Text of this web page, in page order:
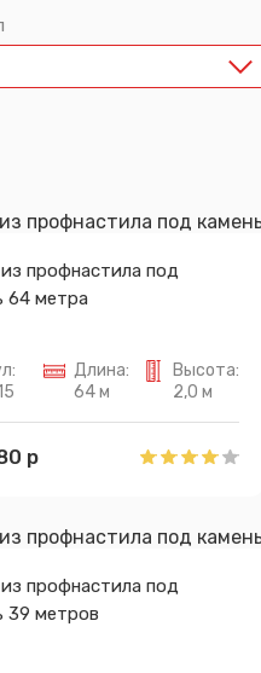
профнастила под
64 метра
Длина:
64 м
Высота:
2,0 м
р
профнастила под
39 метров